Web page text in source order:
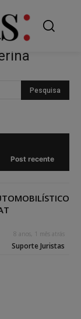
Post recente
8 anos, 1 mês atrás
Suporte Juristas